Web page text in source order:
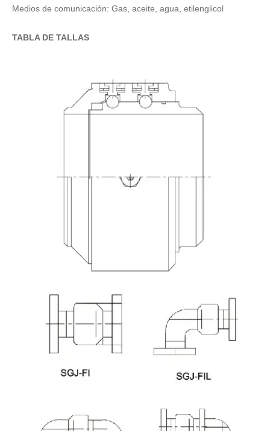
Medios de comunicación: Gas, aceite, agua, etilenglicol
TABLA DE TALLAS